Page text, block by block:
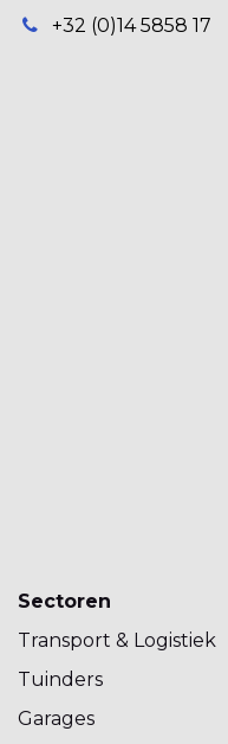
+32 (0)14 5858 17
Sectoren
Transport & Logistiek
Tuinders
Garages